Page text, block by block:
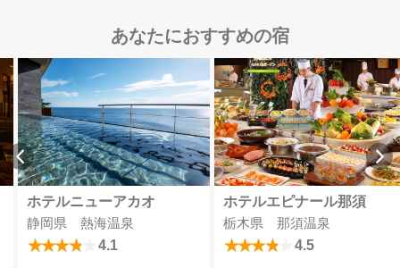
あなたにおすすめの宿
ホテルニューアカオ
静岡県 熱海温泉
4.1
ホテルエピナール那須
栃木県 那須温泉
4.5